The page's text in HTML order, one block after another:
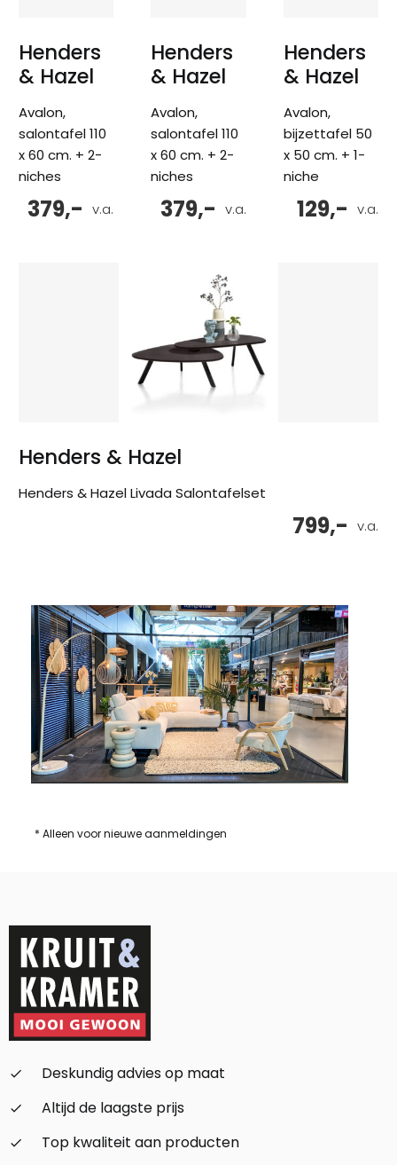
Henders
& Hazel
Avalon,
salontafel 110
x 60 cm. + 2-
niches
v.a.
379,-
Henders
& Hazel
Avalon,
salontafel 110
x 60 cm. + 2-
niches
v.a.
379,-
Henders
& Hazel
Avalon,
bijzettafel 50
x 50 cm. + 1-
niche
v.a.
129,-
Henders & Hazel
Henders & Hazel Livada Salontafelset
v.a.
799,-
* Alleen voor nieuwe aanmeldingen
check_small
Deskundig advies op maat
check_small
Altijd de laagste prijs
check_small
Top kwaliteit aan producten